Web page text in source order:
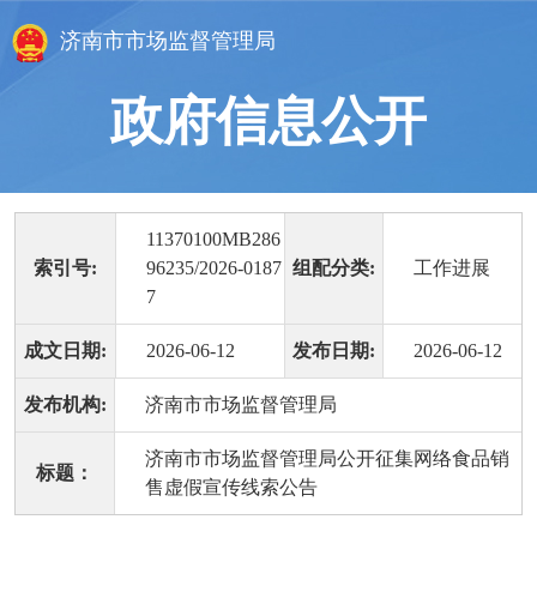
济南市市场监督管理局
政府信息公开
索引号:
11370100MB286
96235/2026-0187
7
组配分类: 工作进展
成文日期: 2026-06-12 发布日期: 2026-06-12
发布机构: 济南市市场监督管理局
标题：
济南市市场监督管理局公开征集网络食品销
售虚假宣传线索公告